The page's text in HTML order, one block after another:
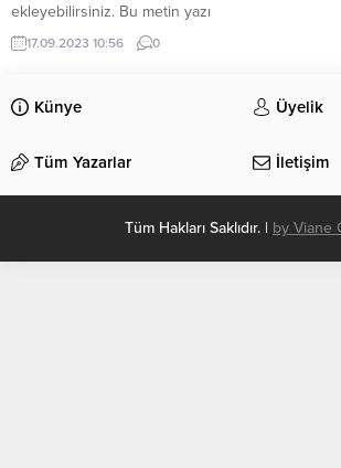
ekleyebilirsiniz. Bu metin yazı
düzenleme sayfasında “Özet”
bölümünden eklenebilir. Özet
olarak bu şekilde gösterilir,
eklenmemişse bu alan boş kalır.
17.09.2023 10:56 0
Künye Üyelik
Tüm Yazarlar İletişim
Tüm Hakları Saklıdır. | by Viane